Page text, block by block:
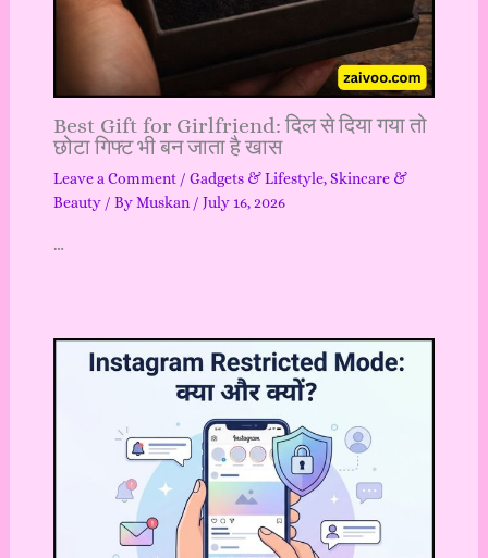
Best Gift for Girlfriend: दिल से दिया गया तो
छोटा गिफ्ट भी बन जाता है खास
Leave a Comment / Gadgets & Lifestyle,Skincare &
Beauty/ ByMuskan / July 16, 2026
…